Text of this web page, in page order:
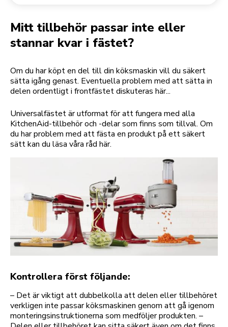
Mitt tillbehör passar inte eller
stannar kvar i fästet?
Om du har köpt en del till din köksmaskin vill du säkert
sätta igång genast. Eventuella problem med att sätta in
delen ordentligt i frontfästet diskuteras här...
Universalfästet är utformat för att fungera med alla
KitchenAid-tillbehör och -delar som finns som tillval. Om
du har problem med att fästa en produkt på ett säkert
sätt kan du läsa våra råd här.
Kontrollera först följande:
– Det är viktigt att dubbelkolla att delen eller tillbehöret
verkligen inte passar köksmaskinen genom att gå igenom
monteringsinstruktionerna som medföljer produkten. –